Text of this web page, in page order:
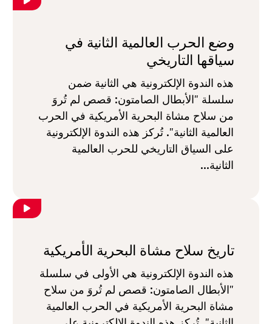
وضع الحرب العالمية الثانية في
سياقها التاريخي
هذه الندوة الإلكترونية هي الثانية ضمن
سلسلة "الأبطال الصامتون: قصص لم تُروَ
من سلاح مشاة البحرية الأمريكية في الحرب
العالمية الثانية". تُركز هذه الندوة الإلكترونية
على السياق التاريخي للحرب العالمية
الثانية...
تاريخ سلاح مشاة البحرية الأمريكية
هذه الندوة الإلكترونية هي الأولى في سلسلة
"الأبطال الصامتون: قصص لم تُروَ من سلاح
مشاة البحرية الأمريكية في الحرب العالمية